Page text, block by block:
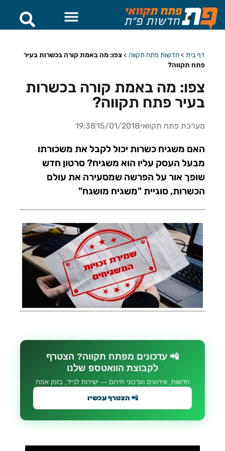
דף בית >חדשות פתח תקווה >צפו: מה באמת קורה בכשרות בעיר
פתח תקווה?
צפו: מה באמת קורה בכשרות
בעיר פתח תקווה?
מערכת פתח תקוואי15/01/2018
19:38
האם משגיח כשרות יכול לקבל את משכורתו
מבעל העסק עליו הוא משגיח? סרטון חדש
שופך אור על הפרשה שמסעירה את עולם
הכשרות, סוגיית "משגיח מושגח"
📲 עדכונים מפתח תקווה? הצטרף
לקבוצת הוואטספ שלנו
חדשות, אירועים ועדכוני חירום — ישירות לנייד, בזמן אמת
📲 הצטרף עכשיו